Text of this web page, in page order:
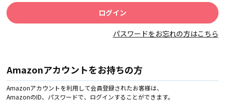
パスワードをお忘れの方はこちら
Amazonアカウントをお持ちの方
Amazonアカウントを利用して会員登録されたお客様は、
AmazonのID、パスワードで、ログインすることができます。